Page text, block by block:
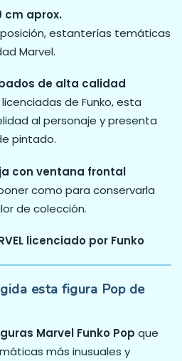
cm aprox.
estanterías temáticas
Marvel.
de alta calidad
de Funko, esta
al personaje y presenta
pintado.
con ventana frontal
como para conservarla
de colección.
licenciado por Funko
esta figura Pop de
Marvel Funko Pop que
más inusuales y